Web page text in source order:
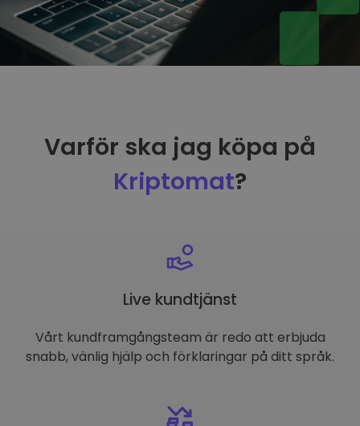
Varför ska jag köpa på
Kriptomat?
Live kundtjänst
Vårt kundframgångsteam är redo att erbjuda
snabb, vänlig hjälp och förklaringar på ditt språk.